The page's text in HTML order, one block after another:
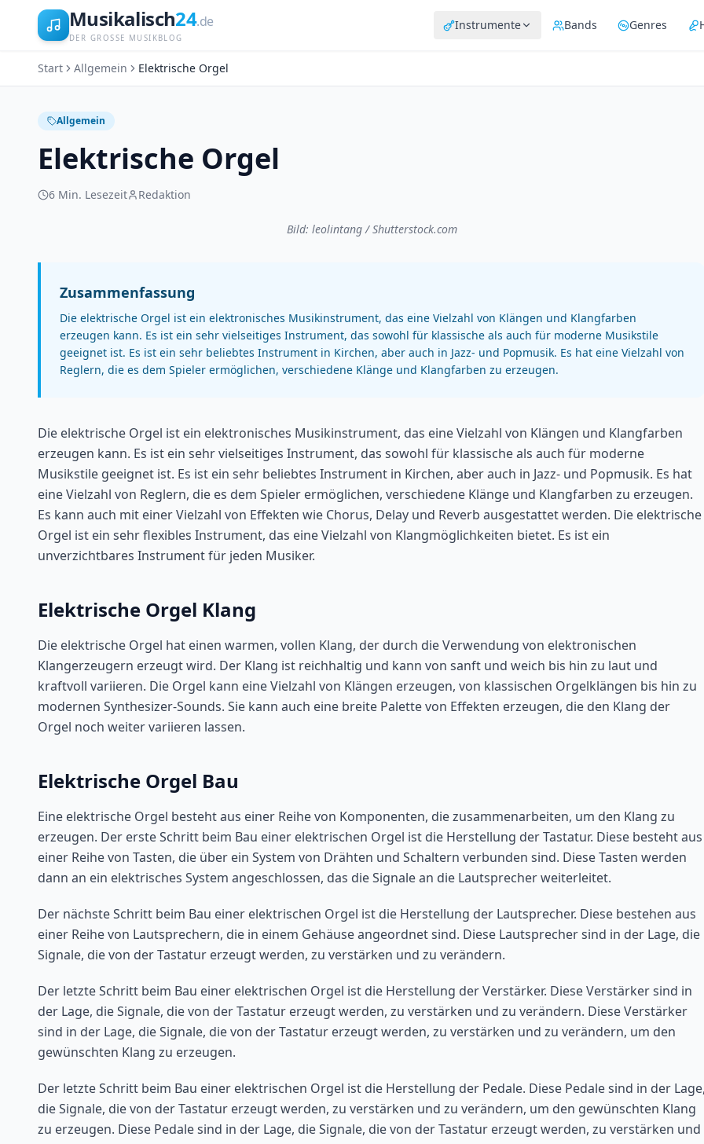
Musikalisch24.de
DER GROSSE MUSIKBLOG
Instrumente Bands Genres
Start Allgemein Elektrische Orgel
Allgemein
Elektrische Orgel
6 Min. Lesezeit Redaktion
Bild: leolintang / Shutterstock.com
Zusammenfassung
Die elektrische Orgel ist ein elektronisches Musikinstrument, das eine Vielzahl von Klängen und Klangfarben
erzeugen kann. Es ist ein sehr vielseitiges Instrument, das sowohl für klassische als auch für moderne Musikstile
geeignet ist. Es ist ein sehr beliebtes Instrument in Kirchen, aber auch in Jazz- und Popmusik. Es hat eine Vielzahl von
Reglern, die es dem Spieler ermöglichen, verschiedene Klänge und Klangfarben zu erzeugen.
Die elektrische Orgel ist ein elektronisches Musikinstrument, das eine Vielzahl von Klängen und Klangfarben
erzeugen kann. Es ist ein sehr vielseitiges Instrument, das sowohl für klassische als auch für moderne
Musikstile geeignet ist. Es ist ein sehr beliebtes Instrument in Kirchen, aber auch in Jazz- und Popmusik. Es hat
eine Vielzahl von Reglern, die es dem Spieler ermöglichen, verschiedene Klänge und Klangfarben zu erzeugen.
Es kann auch mit einer Vielzahl von Effekten wie Chorus, Delay und Reverb ausgestattet werden. Die elektrische
Orgel ist ein sehr flexibles Instrument, das eine Vielzahl von Klangmöglichkeiten bietet. Es ist ein
unverzichtbares Instrument für jeden Musiker.
Elektrische Orgel Klang
Die elektrische Orgel hat einen warmen, vollen Klang, der durch die Verwendung von elektronischen
Klangerzeugern erzeugt wird. Der Klang ist reichhaltig und kann von sanft und weich bis hin zu laut und
kraftvoll variieren. Die Orgel kann eine Vielzahl von Klängen erzeugen, von klassischen Orgelklängen bis hin zu
modernen Synthesizer-Sounds. Sie kann auch eine breite Palette von Effekten erzeugen, die den Klang der
Orgel noch weiter variieren lassen.
Elektrische Orgel Bau
Eine elektrische Orgel besteht aus einer Reihe von Komponenten, die zusammenarbeiten, um den Klang zu
erzeugen. Der erste Schritt beim Bau einer elektrischen Orgel ist die Herstellung der Tastatur. Diese besteht aus
einer Reihe von Tasten, die über ein System von Drähten und Schaltern verbunden sind. Diese Tasten werden
dann an ein elektrisches System angeschlossen, das die Signale an die Lautsprecher weiterleitet.
Der nächste Schritt beim Bau einer elektrischen Orgel ist die Herstellung der Lautsprecher. Diese bestehen aus
einer Reihe von Lautsprechern, die in einem Gehäuse angeordnet sind. Diese Lautsprecher sind in der Lage, die
Signale, die von der Tastatur erzeugt werden, zu verstärken und zu verändern.
Der letzte Schritt beim Bau einer elektrischen Orgel ist die Herstellung der Verstärker. Diese Verstärker sind in
der Lage, die Signale, die von der Tastatur erzeugt werden, zu verstärken und zu verändern. Diese Verstärker
sind in der Lage, die Signale, die von der Tastatur erzeugt werden, zu verstärken und zu verändern, um den
gewünschten Klang zu erzeugen.
Der letzte Schritt beim Bau einer elektrischen Orgel ist die Herstellung der Pedale. Diese Pedale sind in der
die Signale, die von der Tastatur erzeugt werden, zu verstärken und zu verändern, um den gewünschten Klang
zu erzeugen. Diese Pedale sind in der Lage, die Signale, die von der Tastatur erzeugt werden, zu verstärken und